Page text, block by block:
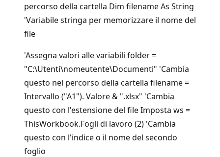
percorso della cartella Dim filename As String
'Variabile stringa per memorizzare il nome del
file
'Assegna valori alle variabili folder =
"C:\Utenti\nomeutente\Documenti" 'Cambia
questo nel percorso della cartella filename =
Intervallo ("A1"). Valore & ".xlsx" 'Cambia
questo con l'estensione del file Imposta ws =
ThisWorkbook.Fogli di lavoro (2) 'Cambia
questo con l'indice o il nome del secondo
foglio